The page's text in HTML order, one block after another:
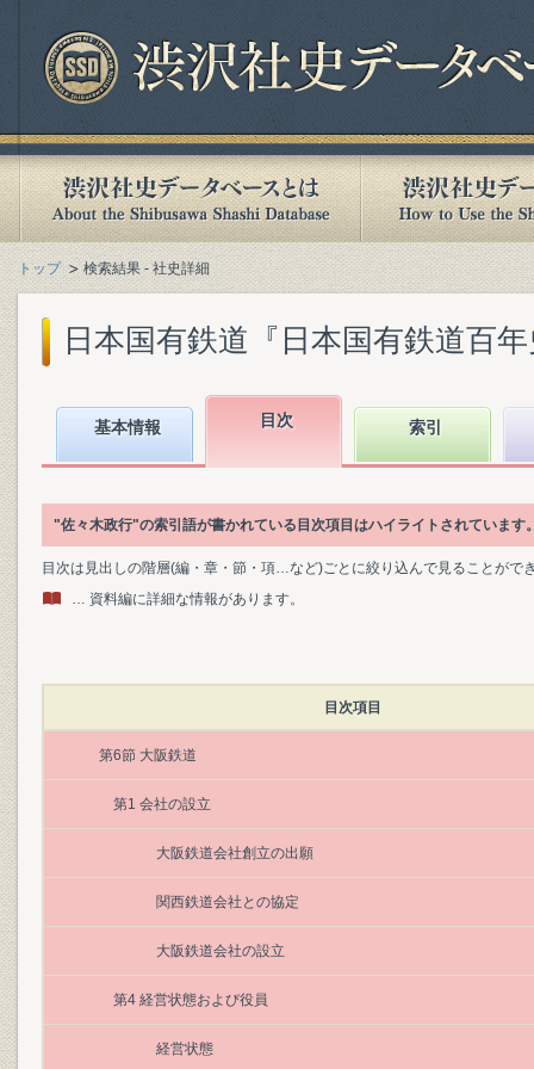
トップ 検索結果 - 社史詳細
日本国有鉄道『日本国有鉄道百
基本情報 目次 索引
"佐々木政行"の索引語が書かれている目次項目はハイライトされています
目次は見出しの階層(編・章・節・項…など)ごとに絞り込んで見ることがで
… 資料編に詳細な情報があります。
目次項目
第6節 大阪鉄道
第1 会社の設立
大阪鉄道会社創立の出願
関西鉄道会社との協定
大阪鉄道会社の設立
第4 経営状態および役員
経営状態